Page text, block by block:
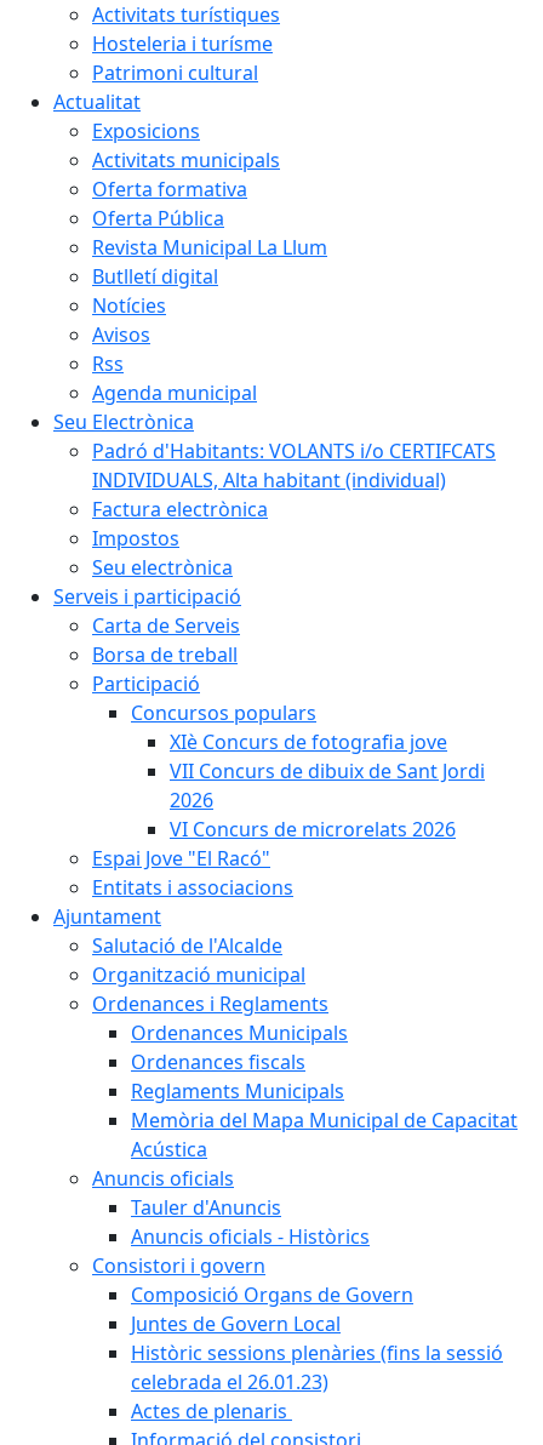
Activitats turístiques
Hosteleria i turísme
Patrimoni cultural
Actualitat
Exposicions
Activitats municipals
Oferta formativa
Oferta Pública
Revista Municipal La Llum
Butlletí digital
Notícies
Avisos
Rss
Agenda municipal
Seu Electrònica
Padró d'Habitants: VOLANTS i/o CERTIFCATS
INDIVIDUALS, Alta habitant (individual)
Factura electrònica
Impostos
Seu electrònica
Serveis i participació
Carta de Serveis
Borsa de treball
Participació
Concursos populars
XIè Concurs de fotografia jove
VII Concurs de dibuix de Sant Jordi
2026
VI Concurs de microrelats 2026
Espai Jove "El Racó"
Entitats i associacions
Ajuntament
Salutació de l'Alcalde
Organització municipal
Ordenances i Reglaments
Ordenances Municipals
Ordenances fiscals
Reglaments Municipals
Memòria del Mapa Municipal de Capacitat
Acústica
Anuncis oficials
Tauler d'Anuncis
Anuncis oficials - Històrics
Consistori i govern
Composició Organs de Govern
Juntes de Govern Local
Històric sessions plenàries (fins la sessió
celebrada el 26.01.23)
Actes de plenaris